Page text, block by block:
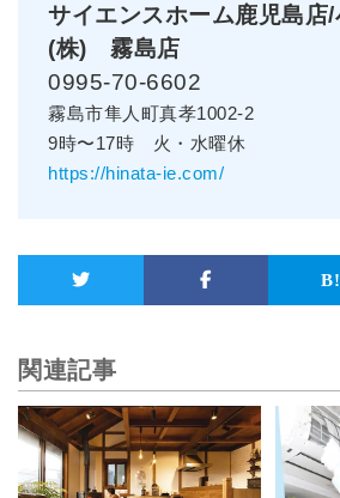
サイエンスホーム鹿児島店
(株) 霧島店
0995-70-6602
霧島市隼人町真孝1002-2
9時〜17時 火・水曜休
https://hinata-ie.com/
関連記事